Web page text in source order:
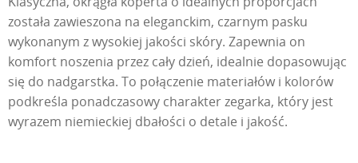
została zawieszona na eleganckim, czarnym pasku
wykonanym z wysokiej jakości skóry. Zapewnia on
komfort noszenia przez cały dzień, idealnie dopasowując
się do nadgarstka. To połączenie materiałów i kolorów
podkreśla ponadczasowy charakter zegarka, który jest
wyrazem niemieckiej dbałości o detale i jakość.